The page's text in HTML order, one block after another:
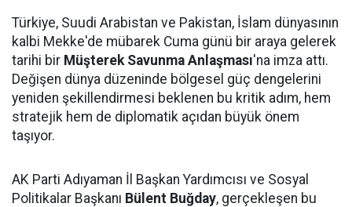
Türkiye, Suudi Arabistan ve Pakistan, İslam dünyasının
kalbi Mekke'de mübarek Cuma günü bir araya gelerek
tarihi bir Müşterek Savunma Anlaşması'na imza attı.
Değişen dünya düzeninde bölgesel güç dengelerini
yeniden şekillendirmesi beklenen bu kritik adım, hem
stratejik hem de diplomatik açıdan büyük önem
taşıyor.
AK Parti Adıyaman İl Başkan Yardımcısı ve Sosyal
Politikalar Başkanı Bülent Buğday, gerçekleşen bu